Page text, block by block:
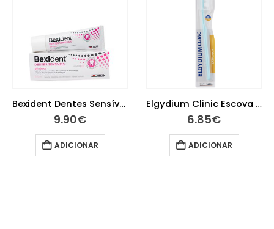
Bexident Dentes Sensíveis Gel Gengival 50 ml
9.90€
ADICIONAR
Elgydium Clinic Escova de Dentes Ultra Suave 15/100
6.85€
ADICIONAR